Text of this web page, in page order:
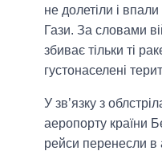
не долетіли і
Гази. За словами
збиває тільки ті
густонаселені
У зв’язку з
аеропорту країни
рейси перенесли